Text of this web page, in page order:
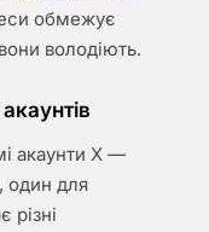
обмежує
володіють.
акаунти X —
один для
різні